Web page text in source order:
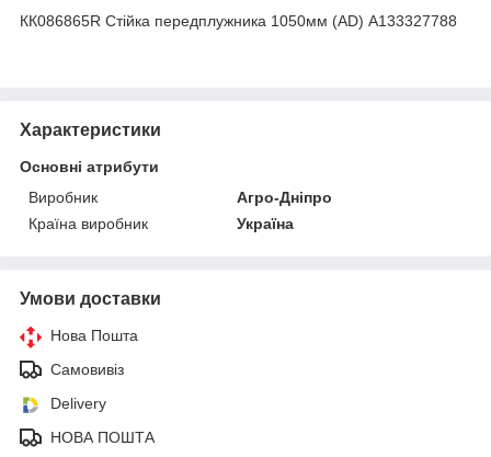
КК086865R Стійка передплужника 1050мм (AD) A133327788
Характеристики
Основні атрибути
Виробник
Агро-Дніпро
Країна виробник
Україна
Умови доставки
Нова Пошта
Самовивіз
Delivery
НОВА ПОШТА